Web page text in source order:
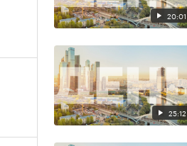
20:01
25:12